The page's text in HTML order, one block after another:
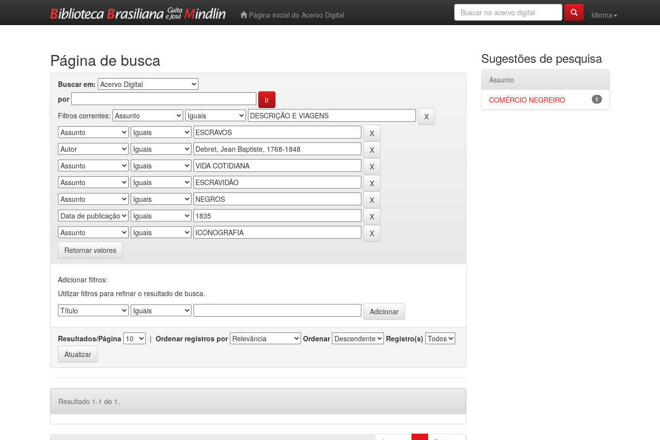
Página inicial do Acervo Digital
Idioma
Página de busca
Buscar em:
por
Filtros correntes:
Retornar valores
Adicionar filtros:
Utilizar filtros para refinar o resultado de busca.
Resultados/Página | Ordenar registros por Ordenar Registro(s)
Resultado 1-1 de 1.
Sugestões de pesquisa
Assunto
1
COMÉRCIO NEGREIRO